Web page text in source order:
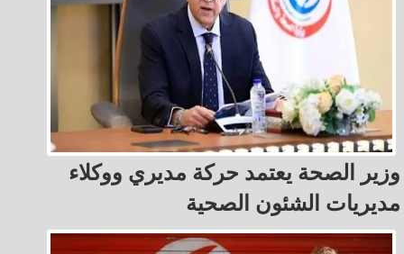
وزير الصحة يعتمد حركة مديري ووكلاء
مديريات الشئون الصحية